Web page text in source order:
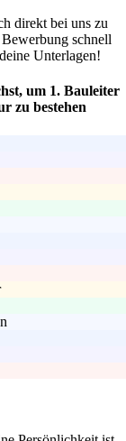
direkt bei uns zu
schnell
Unterlagen!
um 1. Bauleiter
zu bestehen